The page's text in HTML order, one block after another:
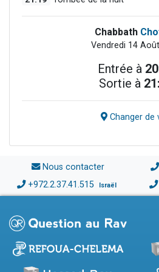
Chabbath
Vendredi 14
Entrée à
Sortie à
Changer de
Nous contacter
+972.2.37.41.515 Israël